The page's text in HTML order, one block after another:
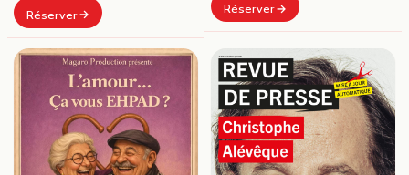
Réserver Réserver